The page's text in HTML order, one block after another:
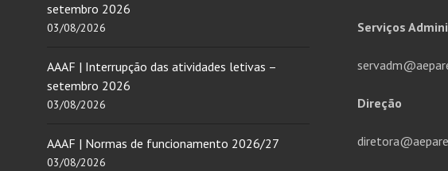
setembro 2026
03/08/2026
AAAF | Interrupção das atividades letivas –
setembro 2026
03/08/2026
AAAF | Normas de funcionamento 2026/27
03/08/2026
Serviços
Direção